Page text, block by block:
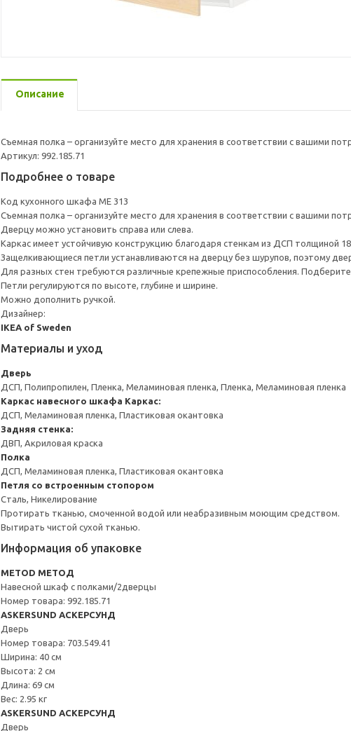
Описание
Съемная полка – организуйте место для хранения в соответствии с вашими
Артикул: 992.185.71
Подробнее о товаре
Код кухонного шкафа ME 313
Съемная полка – организуйте место для хранения в соответствии с вашими
Дверцу можно установить справа или слева.
Каркас имеет устойчивую конструкцию благодаря стенкам из ДСП толщиной
Защелкивающиеся петли устанавливаются на дверцу без шурупов, поэтому
Для разных стен требуются различные крепежные приспособления.
Петли регулируются по высоте, глубине и ширине.
Можно дополнить ручкой.
Дизайнер:
IKEA of Sweden
Материалы и уход
Дверь
ДСП, Полипропилен, Пленка, Меламиновая пленка, Пленка, Меламиновая пленка
Каркас навесного шкафа Каркас:
ДСП, Меламиновая пленка, Пластиковая окантовка
Задняя стенка:
ДВП, Акриловая краска
Полка
ДСП, Меламиновая пленка, Пластиковая окантовка
Петля со встроенным стопором
Сталь, Никелирование
Протирать тканью, смоченной водой или неабразивным моющим средством.
Вытирать чистой сухой тканью.
Информация об упаковке
METOD МЕТОД
Навесной шкаф с полками/2дверцы
Номер товара: 992.185.71
ASKERSUND АСКЕРСУНД
Дверь
Номер товара: 703.549.41
Ширина: 40 см
Высота: 2 см
Длина: 69 см
Вес: 2.95 кг
ASKERSUND АСКЕРСУНД
Дверь